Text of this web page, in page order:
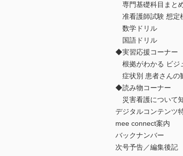
専門基礎科目まと
准看護師試験 想定
数学ドリル
国語ドリル
◆実習応援コーナー
根拠がわかる ビジ
症状別 患者さんの
◆読み物コーナー
災害看護について
デジタルコンテンツ
mee connect案内
バックナンバー
次号予告／編集後記